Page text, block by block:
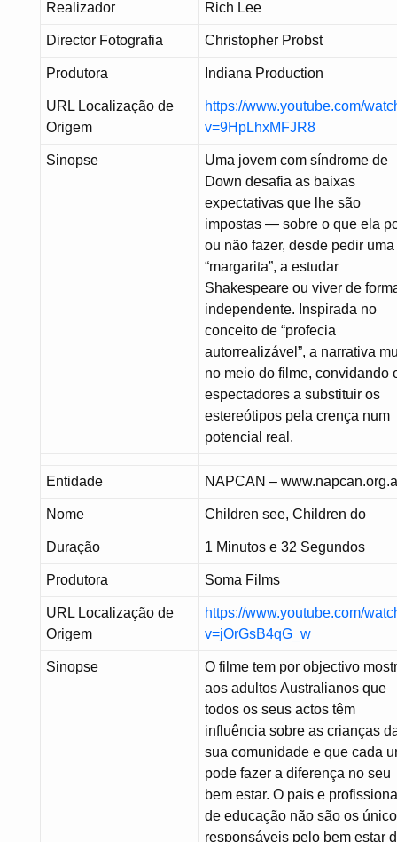
Realizador Rich Lee
Director Fotografia Christopher Probst
Produtora Indiana Production
URL Localização de
Origem
https://www.youtube.com/
v=9HpLhxMFJR8
Sinopse
Uma jovem com síndrome de
Down desafia as baixas
expectativas que lhe são
impostas — sobre o que ela
ou não fazer, desde pedir uma
“margarita”, a estudar
Shakespeare ou viver de
independente. Inspirada no
conceito de “profecia
autorrealizável”, a narrativa
no meio do filme, convidando
espectadores a substituir os
estereótipos pela crença num
potencial real.
Entidade NAPCAN –
Nome Children see, Children do
Duração 1 Minutos e 32 Segundos
Produtora Soma Films
URL Localização de
Origem
https://www.youtube.com/
v=jOrGsB4qG_w
Sinopse
O filme tem por objectivo
aos adultos Australianos que
todos os seus actos têm
influência sobre as crianças
sua comunidade e que cada
pode fazer a diferença no seu
bem estar. O pais e
de educação não são os
responsáveis pelo bem estar